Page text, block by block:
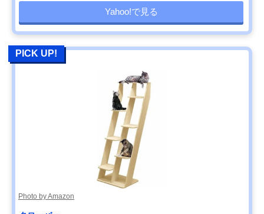
Yahoo!で見る
PICK UP!
Photo by Amazon